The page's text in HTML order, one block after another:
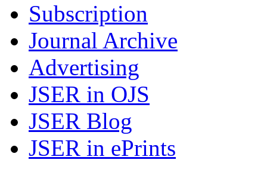
Subscription
Journal Archive
Advertising
JSER in OJS
JSER Blog
JSER in ePrints